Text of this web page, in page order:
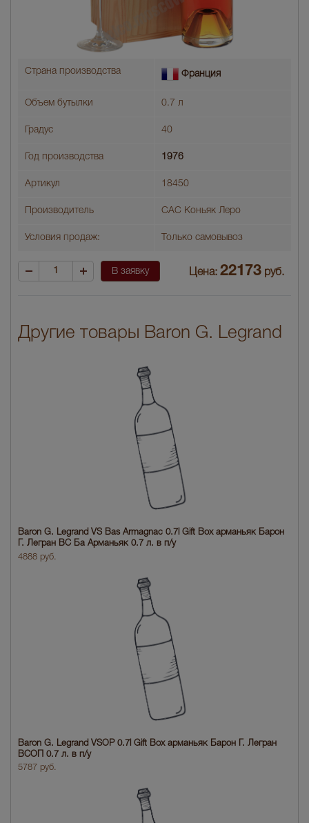
Страна производства Франция
Объем бутылки 0.7 л
Градус 40
Год производства 1976
Артикул 18450
Производитель САС Коньяк Леро
Условия продаж: Только самовывоз
В заявку Цена: 22173 руб.
Другие товары Baron G. Legrand
Baron G. Legrand VS Bas Armagnac 0.7l Gift Box арманьяк Барон
Г. Легран ВС Ба Арманьяк 0.7 л. в п/у
4888 руб.
Baron G. Legrand VSOP 0.7l Gift Box арманьяк Барон Г. Легран
ВСОП 0.7 л. в п/у
5787 руб.